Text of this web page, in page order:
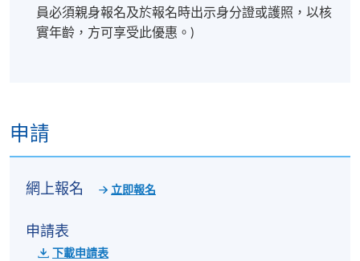
員必須親身報名及於報名時出示身分證或護照，以核
實年齡，方可享受此優惠。)
申請
網上報名 立即報名
申請表
下載申請表